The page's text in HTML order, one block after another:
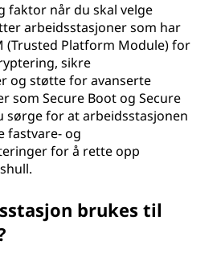
faktor når du skal velge
arbeidsstasjoner som har
(Trusted Platform Module) for
sikre
og støtte for avanserte
som Secure Boot og Secure
sørge for at arbeidsstasjonen
fastvare- og
for å rette opp
brukes til